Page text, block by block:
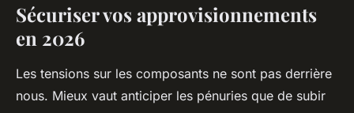
Sécuriser vos approvisionnements
en 2026
Les tensions sur les composants ne sont pas derrière
nous. Mieux vaut anticiper les pénuries que de subir